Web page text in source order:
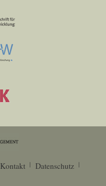
Kontakt
Datenschutz